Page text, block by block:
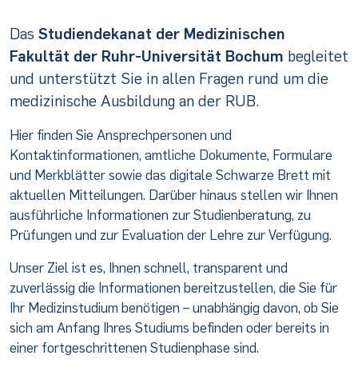
Das Studiendekanat der Medizinischen
Fakultät der Ruhr-Universität Bochum begleitet
und unterstützt Sie in allen Fragen rund um die
medizinische Ausbildung an der RUB.
Hier finden Sie Ansprechpersonen und
Kontaktinformationen, amtliche Dokumente, Formulare
und Merkblätter sowie das digitale Schwarze Brett mit
aktuellen Mitteilungen. Darüber hinaus stellen wir Ihnen
ausführliche Informationen zur Studienberatung, zu
Prüfungen und zur Evaluation der Lehre zur Verfügung.
Unser Ziel ist es, Ihnen schnell, transparent und
zuverlässig die Informationen bereitzustellen, die Sie für
Ihr Medizinstudium benötigen – unabhängig davon, ob Sie
sich am Anfang Ihres Studiums befinden oder bereits in
einer fortgeschrittenen Studienphase sind.